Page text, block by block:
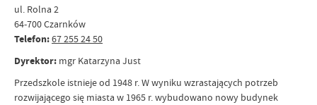
ul. Rolna 2
64-700 Czarnków
Telefon:67 255 24 50
Dyrektor: mgr Katarzyna Just
Przedszkole istnieje od 1948 r. W wyniku wzrastających potrzeb
rozwijającego się miasta w 1965 r. wybudowano nowy budynek